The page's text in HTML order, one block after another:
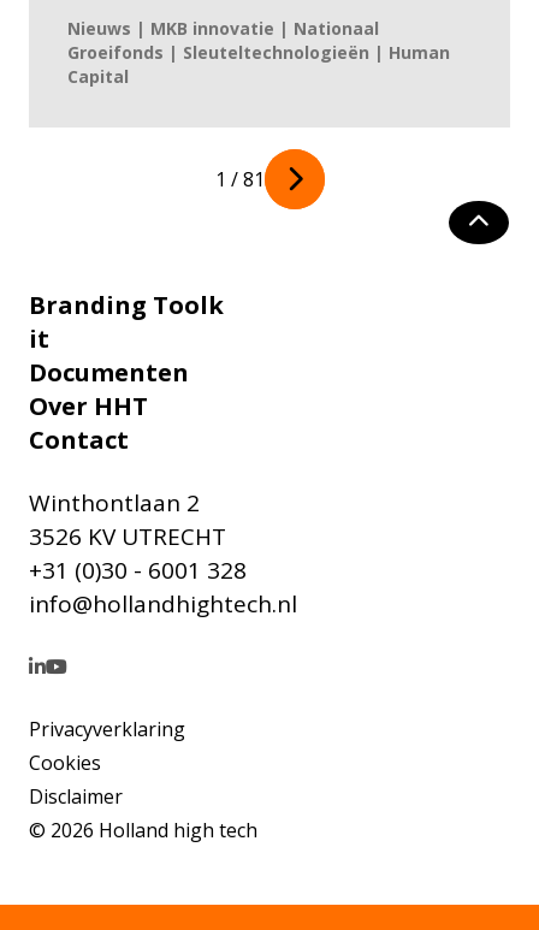
Nieuws | MKB innovatie | Nationaal
Groeifonds | Sleuteltechnologieën | Human
Capital
1 / 81Next
Branding Toolk
it
Documenten
Over HHT
Contact
Winthontlaan 2
3526 KV UTRECHT
+31 (0)30 - 6001 328
info@hollandhightech.nl
© 2026 Holland high tech
Privacyverklaring
Cookies
Disclaimer